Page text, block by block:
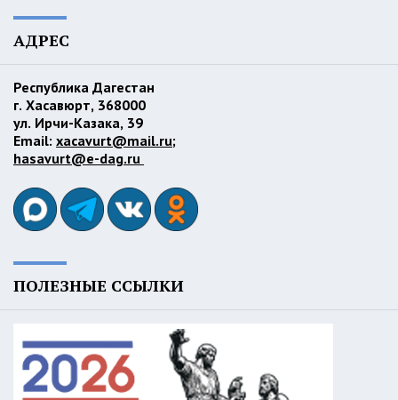
АДРЕС
Республика Дагестан
г. Хасавюрт, 368000
ул. Ирчи-Казака, 39
Email: xacavurt@mail.ru;
hasavurt@e-dag.ru
ПОЛЕЗНЫЕ ССЫЛКИ